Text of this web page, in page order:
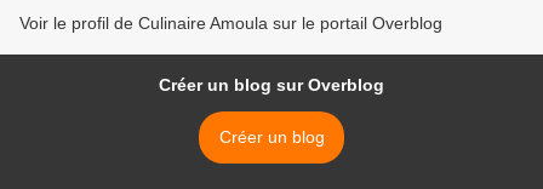
Voir le profil de Culinaire Amoula sur le portail Overblog
Créer un blog sur Overblog
Créer un blog